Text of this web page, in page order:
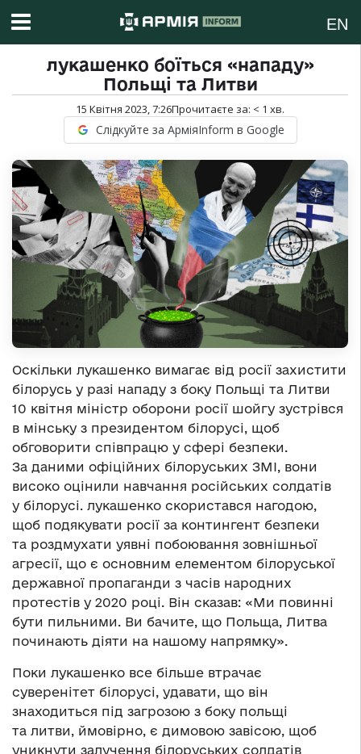
EN
лукашенко боїться «нападу»
Польщі та Литви
15 Квітня 2023, 7:26Прочитаєте за: < 1 хв.
Слідкуйте за АрміяInform в Google
Оскільки лукашенко вимагає від росії захистити
білорусь у разі нападу з боку Польщі та Литви
10 квітня міністр оборони росії шойгу зустрівся
в мінську з президентом білорусі, щоб
обговорити співпрацю у сфері безпеки.
За даними офіційних білоруських ЗМІ, вони
високо оцінили навчання російських солдатів
у білорусі. лукашенко скористався нагодою,
щоб подякувати росії за контингент безпеки
та роздмухати уявні побоювання зовнішньої
агресії, що є основним елементом білоруської
державної пропаганди з часів народних
протестів у 2020 році. Він сказав: «Ми повинні
бути пильними. Ви бачите, що Польща, Литва
починають діяти на нашому напрямку».
Поки лукашенко все більше втрачає
суверенітет білорусі, удавати, що він
знаходиться під загрозою з боку польщі
та литви, ймовірно, є димовою завісою, щоб
уникнути залучення білоруських солдатів